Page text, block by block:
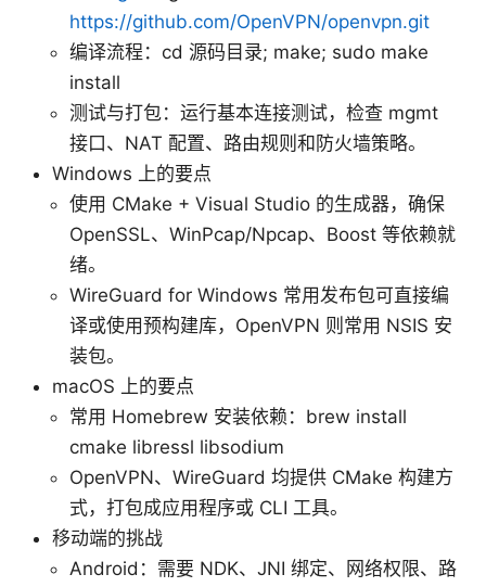
https://github.com/OpenVPN/openvpn.git
编译流程：cd 源码目录; make; sudo make
install
测试与打包：运行基本连接测试，检查 mgmt
接口、NAT 配置、路由规则和防火墙策略。
Windows 上的要点
使用 CMake + Visual Studio 的生成器，确保
OpenSSL、WinPcap/Npcap、Boost 等依赖就
绪。
WireGuard for Windows 常用发布包可直接编
译或使用预构建库，OpenVPN 则常用 NSIS 安
装包。
macOS 上的要点
常用 Homebrew 安装依赖：brew install
cmake libressl libsodium
OpenVPN、WireGuard 均提供 CMake 构建方
式，打包成应用程序或 CLI 工具。
移动端的挑战
Android：需要 NDK、JNI 绑定、网络权限、路